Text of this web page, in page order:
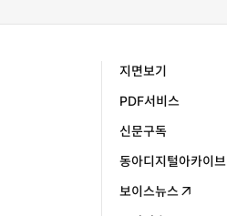
지면보기
PDF서비스
신문구독
동아디지털아카이브
보이스뉴스